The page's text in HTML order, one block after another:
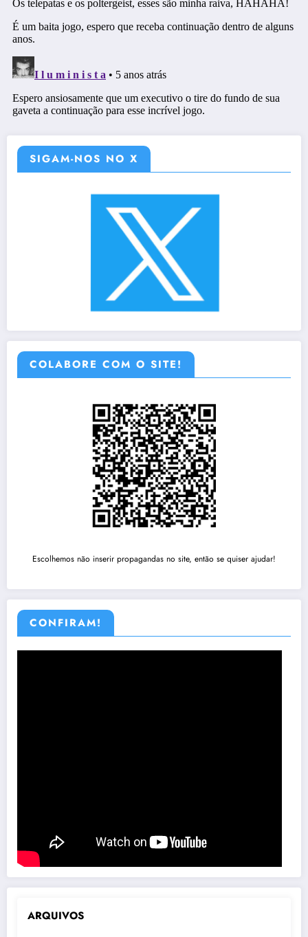
SIGAM-NOS NO X
COLABORE COM O SITE!
Escolhemos não inserir propagandas no site, então se quiser ajudar!
CONFIRAM!
ARQUIVOS